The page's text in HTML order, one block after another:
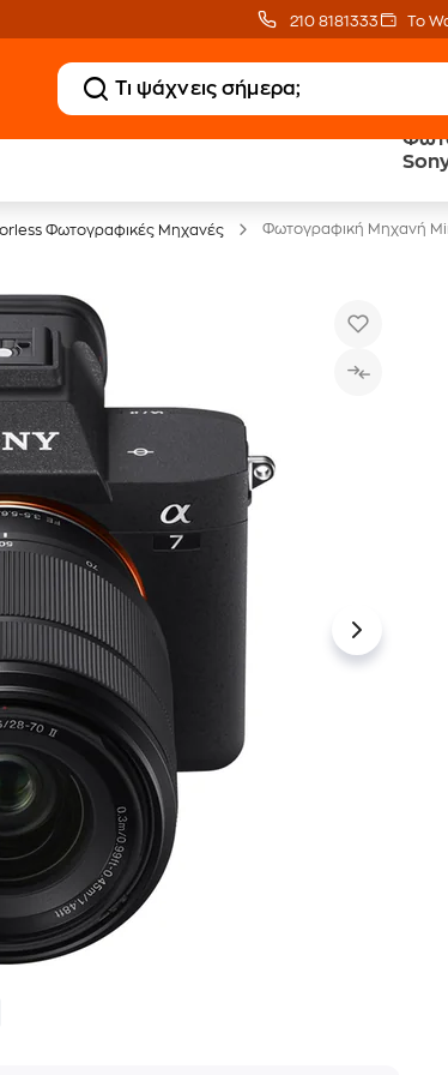
210 8181333 Το
Δωρεάν
Φωτογραφικές Μηχανές Φωτογραφική Μηχανή